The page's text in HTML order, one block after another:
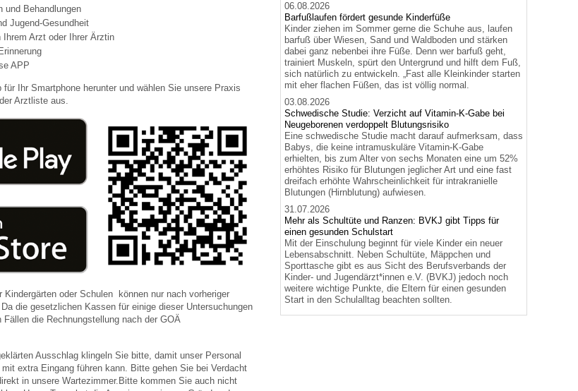
und Behandlungen
Jugend-Gesundheit
Arzt oder Ihrer Ärztin
APP
Ihr Smartphone herunter und wählen Sie unsere Praxis
Arztliste aus.
Kindergärten oder Schulen können nur nach vorheriger
die gesetzlichen Kassen für einige dieser Untersuchungen
die Rechnungstellung nach der GOÄ
Ausschlag klingeln Sie bitte, damit unser Personal
extra Eingang führen kann. Bitte gehen Sie bei Verdacht
in unsere Wartezimmer.Bitte kommen Sie auch nicht
06.08.2026
Barfußlaufen fördert gesunde Kinderfüße
Kinder ziehen im Sommer gerne die Schuhe aus, laufen
barfuß über Wiesen, Sand und Waldboden und stärken
dabei ganz nebenbei ihre Füße. Denn wer barfuß geht,
trainiert Muskeln, spürt den Untergrund und hilft dem Fuß,
sich natürlich zu entwickeln. „Fast alle Kleinkinder starten
mit eher flachen Füßen, das ist völlig normal.
03.08.2026
Schwedische Studie: Verzicht auf Vitamin-K-Gabe bei
Neugeborenen verdoppelt Blutungsrisiko
Eine schwedische Studie macht darauf aufmerksam, dass
Babys, die keine intramuskuläre Vitamin-K-Gabe
erhielten, bis zum Alter von sechs Monaten eine um 52%
erhöhtes Risiko für Blutungen jeglicher Art und eine fast
dreifach erhöhte Wahrscheinlichkeit für intrakranielle
Blutungen (Hirnblutung) aufwiesen.
31.07.2026
Mehr als Schultüte und Ranzen: BVKJ gibt Tipps für
einen gesunden Schulstart
Mit der Einschulung beginnt für viele Kinder ein neuer
Lebensabschnitt. Neben Schultüte, Mäppchen und
Sporttasche gibt es aus Sicht des Berufsverbands der
Kinder- und Jugendärzt*innen e.V. (BVKJ) jedoch noch
weitere wichtige Punkte, die Eltern für einen gesunden
Start in den Schulalltag beachten sollten.